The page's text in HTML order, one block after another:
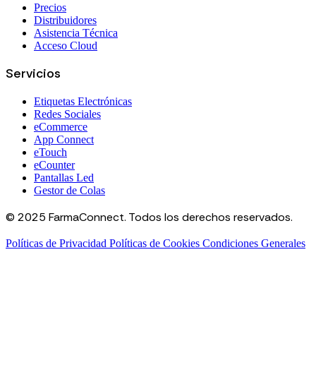
Precios
Distribuidores
Asistencia Técnica
Acceso Cloud
Servicios
Etiquetas Electrónicas
Redes Sociales
eCommerce
App Connect
eTouch
eCounter
Pantallas Led
Gestor de Colas
© 2025 FarmaConnect. Todos los derechos reservados.
Políticas de Privacidad Políticas de Cookies Condiciones Generales